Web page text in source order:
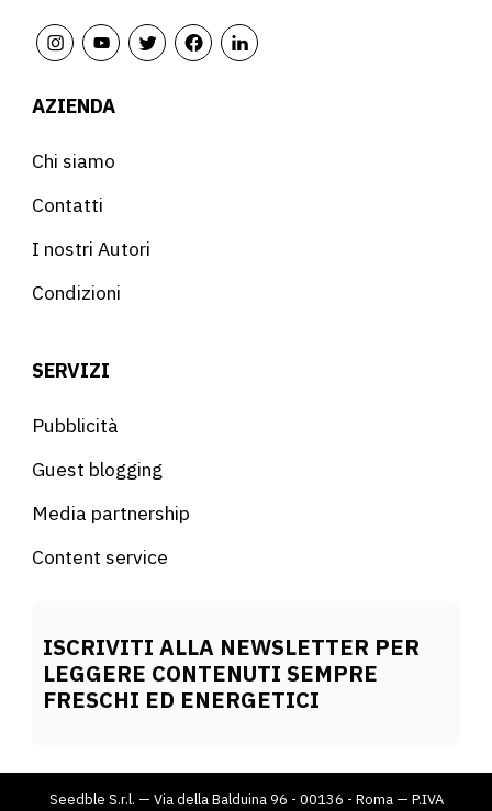
AZIENDA
Chi siamo
Contatti
I nostri Autori
Condizioni
SERVIZI
Pubblicità
Guest blogging
Media partnership
Content service
ISCRIVITI ALLA NEWSLETTER PER
LEGGERE CONTENUTI SEMPRE
FRESCHI ED ENERGETICI
Seedble S.r.l. — Via della Balduina 96 - 00136 - Roma — P.IVA